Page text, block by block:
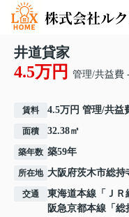
井道貸家
4.5万円 管理/共益費
賃料 4.5万円 管理/共益
面積 32.38㎡
築年数 築59年
所在地 大阪府茨木市総持
交通 東海道本線 「 Ｊ
阪急京都本線 「 総